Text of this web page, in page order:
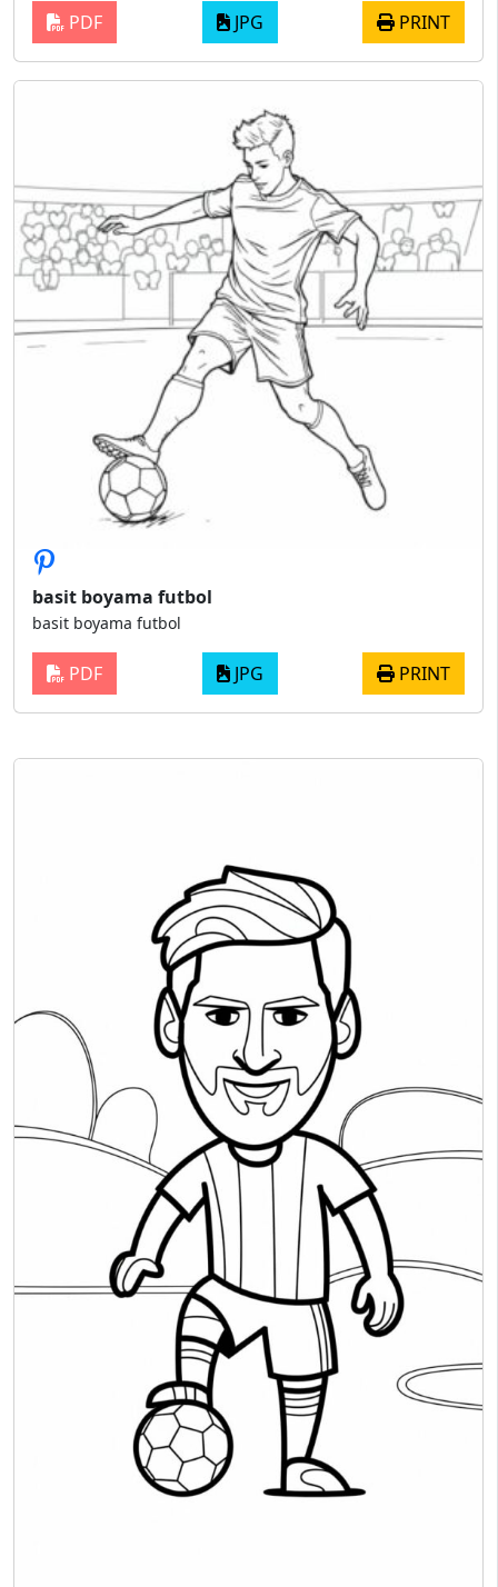
PDF JPG PRINT
basit boyama futbol
basit boyama futbol
PDF JPG PRINT